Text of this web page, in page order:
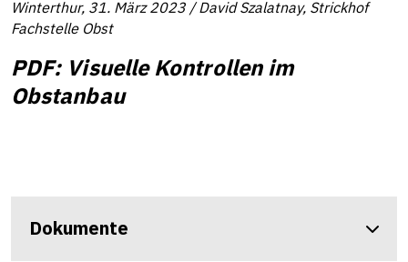
Winterthur, 31. März 2023 / David Szalatnay, Strickhof
Fachstelle Obst
PDF: Visuelle Kontrollen im
Obstanbau
Dokumente